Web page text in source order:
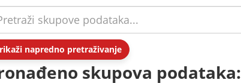
napredno pretraživanje
skupova podataka: